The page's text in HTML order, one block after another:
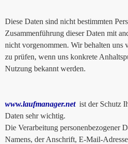
Diese Daten sind nicht bestimmten
Zusammenführung dieser Daten mit
nicht vorgenommen. Wir behalten uns
zu prüfen, wenn uns konkrete
Nutzung bekannt werden.
www.laufmanager.netist der Schutz
Daten sehr wichtig.
Die Verarbeitung personenbezogener
Namens, der Anschrift, E-Mail-